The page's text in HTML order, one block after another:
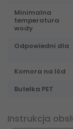
Minimalna
temperatura
wody
Odpowiedni dla
Komora na lód
Butelka PET
Instrukcja